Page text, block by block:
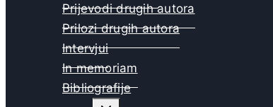
Prijevodi drugih autora
Prilozi drugih autora
Intervjui
In memoriam
Bibliografije